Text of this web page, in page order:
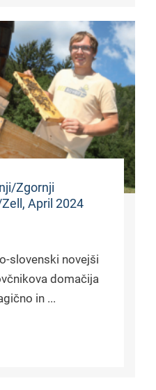
Zgornji
April 2024
slovenski novejši
domačija
in ...